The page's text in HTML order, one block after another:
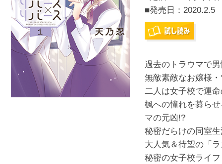
■発売日： 2020.2.5
過去のトラウマで
無敵素敵なお嬢様
二人は女子校で運
楓への憧れを募ら
マの元凶!?
秘密だらけの同室
大人気＆待望の「
秘密の女子校ライ